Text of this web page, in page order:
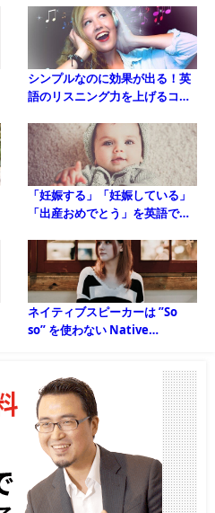
シンプルなのに効果が出る！英
語のリスニング力を上げるコツ
「妊娠する」「妊娠している」
「出産おめでとう」を英語で言
ネイティブスピーカーは ”So
so” を使わない Native